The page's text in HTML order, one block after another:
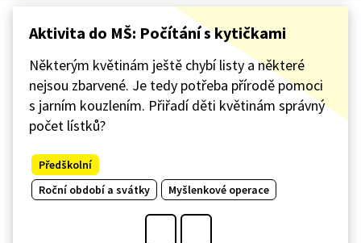
Aktivita do MŠ: Počítání s kytičkami
Některým květinám ještě chybí listy a některé
nejsou zbarvené. Je tedy potřeba přírodě pomoci
s jarním kouzlením. Přiřadí děti květinám správný
počet lístků?
Předškolní
Roční období a svátky
Myšlenkové operace